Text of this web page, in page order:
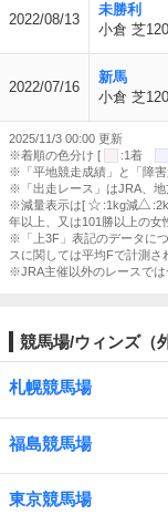
2022/08/13
未勝利
小倉 芝
2022/07/16
新馬
小倉 芝
2025/11/3 00:00 更新
※着順の色分け [
:1着
※「平地競走成績」と「障害
※「出走レース」はJRA、地
※減量表示は[
:1kg減
年以上、又は101勝以上の女
※「上3F」表記のデータに
スに関しては平均Fで計測さ
※JRA主催以外のレースでは
競馬場/ウィンズ（
札幌競馬場
福島競馬場
東京競馬場